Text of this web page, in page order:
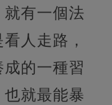
有一個法
人走路，
的一種習
就最能暴